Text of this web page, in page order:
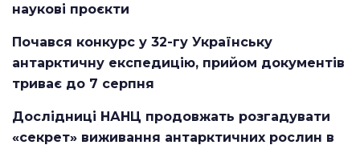
наукові проєкти
Почався конкурс у 32-гу Українську
антарктичну експедицію, прийом документів
триває до 7 серпня
Дослідниці НАНЦ продовжать розгадувати
«секрет» виживання антарктичних рослин в